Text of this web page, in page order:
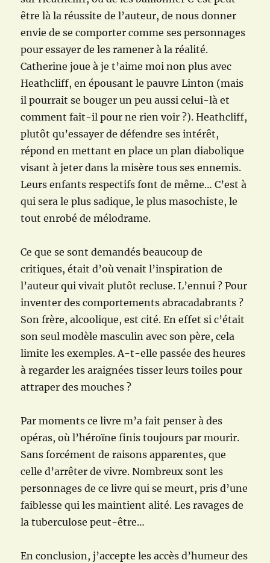
être là la réussite de l’auteur, de nous donner
envie de se comporter comme ses personnages
pour essayer de les ramener à la réalité.
Catherine joue à je t’aime moi non plus avec
Heathcliff, en épousant le pauvre Linton (mais
il pourrait se bouger un peu aussi celui-là et
comment fait-il pour ne rien voir ?). Heathcliff,
plutôt qu’essayer de défendre ses intérêt,
répond en mettant en place un plan diabolique
visant à jeter dans la misère tous ses ennemis.
Leurs enfants respectifs font de même… C’est à
qui sera le plus sadique, le plus masochiste, le
tout enrobé de mélodrame.
Ce que se sont demandés beaucoup de
critiques, était d’où venait l’inspiration de
l’auteur qui vivait plutôt recluse. L’ennui ? Pour
inventer des comportements abracadabrants ?
Son frère, alcoolique, est cité. En effet si c’était
son seul modèle masculin avec son père, cela
limite les exemples. A-t-elle passée des heures
à regarder les araignées tisser leurs toiles pour
attraper des mouches ?
Par moments ce livre m’a fait penser à des
opéras, où l’héroïne finis toujours par mourir.
Sans forcément de raisons apparentes, que
celle d’arrêter de vivre. Nombreux sont les
personnages de ce livre qui se meurt, pris d’une
faiblesse qui les maintient alité. Les ravages de
la tuberculose peut-être…
En conclusion, j’accepte les accès d’humeur des